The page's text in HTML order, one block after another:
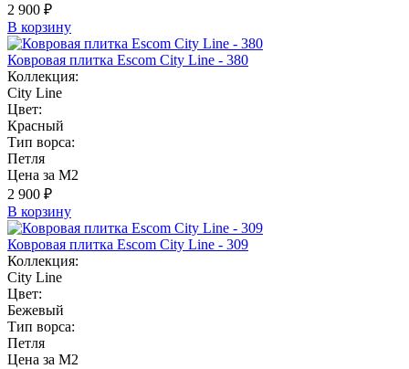
2 900 ₽
В корзину
Ковровая плитка Escom City Line - 380
Коллекция:
City Line
Цвет:
Красный
Тип ворса:
Петля
Цена за М2
2 900 ₽
В корзину
Ковровая плитка Escom City Line - 309
Коллекция:
City Line
Цвет:
Бежевый
Тип ворса:
Петля
Цена за М2